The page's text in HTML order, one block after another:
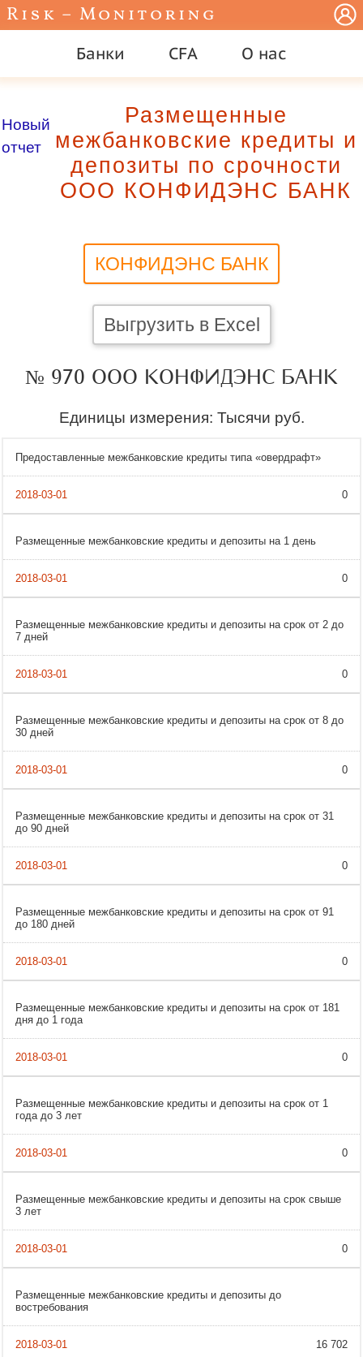
Risk – Monitoring
Банки CFA О нас
Новый
отчет
Размещенные
межбанковские кредиты и
депозиты по срочности
ООО КОНФИДЭНС БАНК
КОНФИДЭНС БАНК
Выгрузить в Excel
№ 970 ООО КОНФИДЭНС БАНК
Единицы измерения: Тысячи руб.
Предоставленные межбанковские кредиты типа «овердрафт»
0
Размещенные межбанковские кредиты и депозиты на 1 день
0
Размещенные межбанковские кредиты и депозиты на срок от 2 до
7 дней
0
Размещенные межбанковские кредиты и депозиты на срок от 8 до
30 дней
0
Размещенные межбанковские кредиты и депозиты на срок от 31
до 90 дней
0
Размещенные межбанковские кредиты и депозиты на срок от 91
до 180 дней
0
Размещенные межбанковские кредиты и депозиты на срок от 181
дня до 1 года
0
Размещенные межбанковские кредиты и депозиты на срок от 1
года до 3 лет
0
Размещенные межбанковские кредиты и депозиты на срок свыше
3 лет
0
Размещенные межбанковские кредиты и депозиты до
востребования
16 702